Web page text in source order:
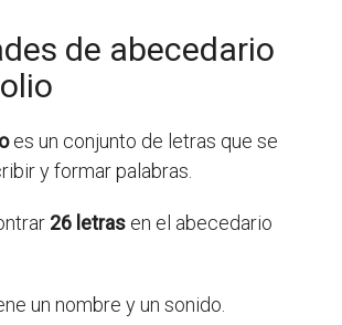
de abecedario
es un conjunto de letras que se
y formar palabras.
26 letras en el abecedario
un nombre y un sonido.